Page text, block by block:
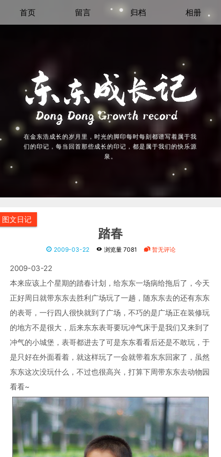
首页 留言 归档 相册
在金东浩成长的岁月里，时光的脚印每时每刻都谱写着属于我
们的印记，每当回首那些成长的印记，都是属于我们的快乐源
泉。
图文日记
踏春
2009-03-22 浏览量 7081 暂无评论
2009-03-22
本来应该上个星期的踏春计划，给东东一场病给拖后了，今天
正好周日就带东东去胜利广场玩了一趟，随东东去的还有东东
的表哥，一行四人很快就到了广场，不巧的是广场正在装修玩
的地方不是很大，后来东东表哥要玩冲气床于是我们又来到了
冲气的小城堡，表哥都进去了可是东东看看后还是不敢玩，于
是只好在外面看着，就这样玩了一会就带着东东回家了，虽然
东东这次没玩什么，不过也很高兴，打算下周带东东去动物园
看看~